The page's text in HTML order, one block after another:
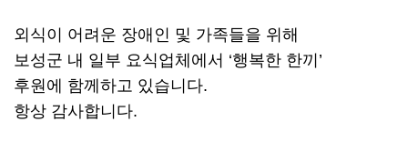
외식이 어려운 장애인 및 가족들을 위해
보성군 내 일부 요식업체에서 ‘행복한 한끼’
후원에 함께하고 있습니다.
항상 감사합니다.